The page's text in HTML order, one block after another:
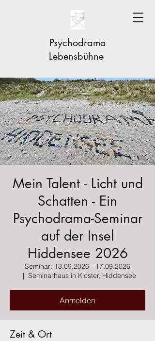
Psychodrama
Lebensbühne
Mein Talent - Licht und
Schatten - Ein
Psychodrama-Seminar
auf der Insel
Hiddensee 2026
Seminar: 13.09.2026 - 17.09.2026
  |
Seminarhaus in Kloster, Hiddensee
Anmelden
Zeit & Ort